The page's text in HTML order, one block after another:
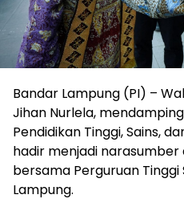
Bandar Lampung (PI) –
Jihan Nurlela,
Pendidikan Tinggi, Sains,
hadir menjadi
bersama Perguruan Tinggi
Lampung.